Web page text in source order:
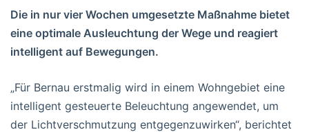
Die in nur vier Wochen umgesetzte Maßnahme bietet
eine optimale Ausleuchtung der Wege und reagiert
intelligent auf Bewegungen.
„Für Bernau erstmalig wird in einem Wohngebiet eine
intelligent gesteuerte Beleuchtung angewendet, um
der Lichtverschmutzung entgegenzuwirken“, berichtet